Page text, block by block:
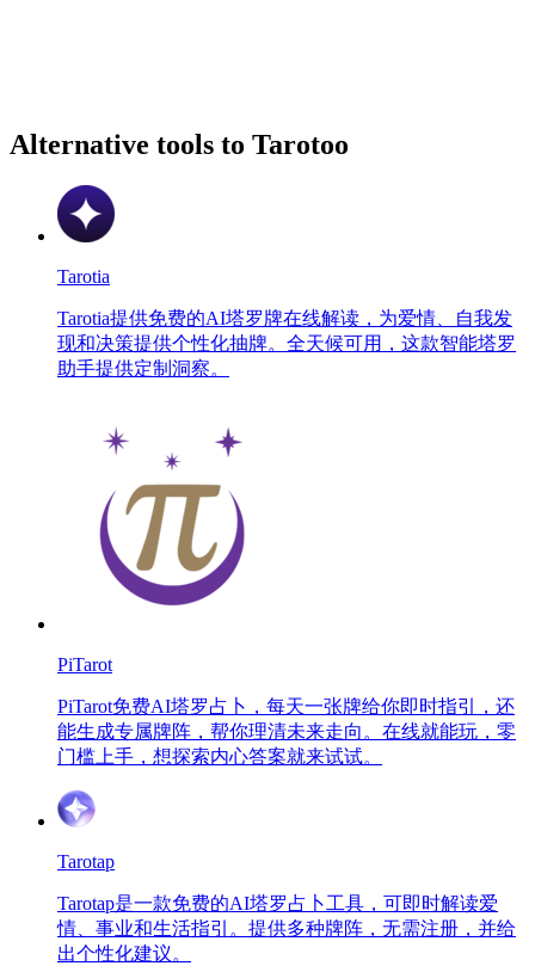
Alternative tools to Tarotoo
Tarotia
Tarotia提供免费的AI塔罗牌在线解读，为爱情、自我发
现和决策提供个性化抽牌。全天候可用，这款智能塔罗
助手提供定制洞察。
PiTarot
PiTarot免费AI塔罗占卜，每天一张牌给你即时指引，还
能生成专属牌阵，帮你理清未来走向。在线就能玩，零
门槛上手，想探索内心答案就来试试。
Tarotap
Tarotap是一款免费的AI塔罗占卜工具，可即时解读爱
情、事业和生活指引。提供多种牌阵，无需注册，并给
出个性化建议。